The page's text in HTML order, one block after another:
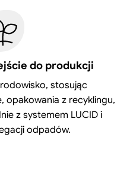
do produkcji
stosując
opakowania z recyklingu,
z systemem LUCID i
odpadów.